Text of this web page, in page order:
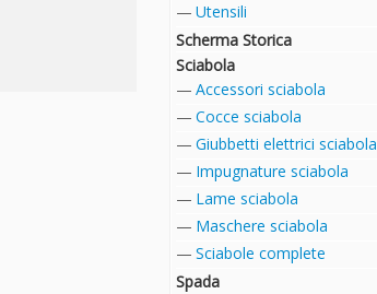
Utensili
Scherma Storica
Sciabola
Accessori sciabola
Cocce sciabola
Giubbetti elettrici sciabola
Impugnature sciabola
Lame sciabola
Maschere sciabola
Sciabole complete
Spada